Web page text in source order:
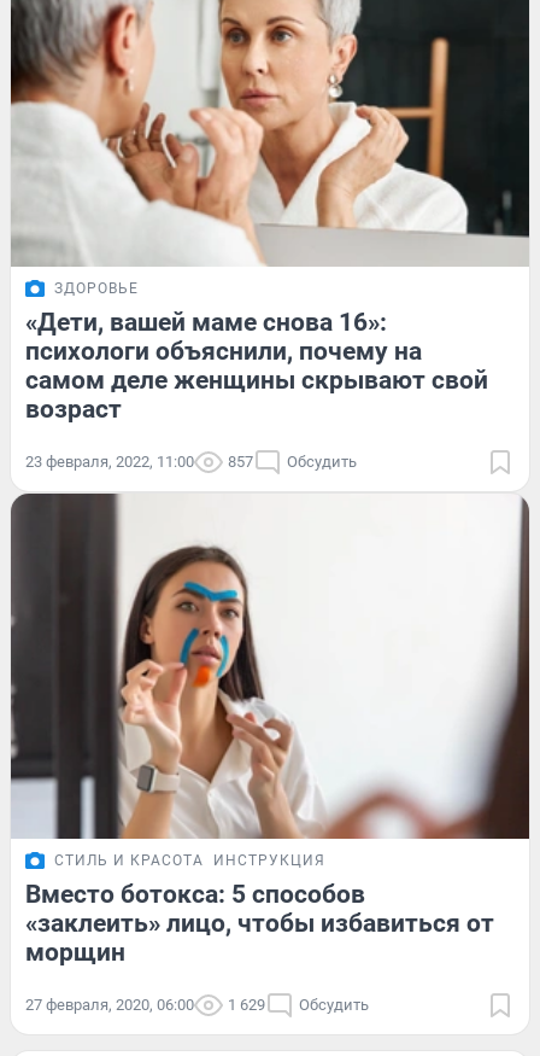
ЗДОРОВЬЕ
«Дети, вашей маме снова 16»:
психологи объяснили, почему на
самом деле женщины скрывают свой
возраст
23 февраля, 2022, 11:00 857 Обсудить
СТИЛЬ И КРАСОТА ИНСТРУКЦИЯ
Вместо ботокса: 5 способов
«заклеить» лицо, чтобы избавиться от
морщин
27 февраля, 2020, 06:00 1 629 Обсудить